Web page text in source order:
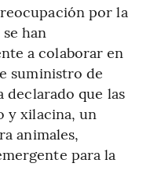
por la
han
a colaborar en
suministro de
declarado que las
y xilacina, un
animales,
para la